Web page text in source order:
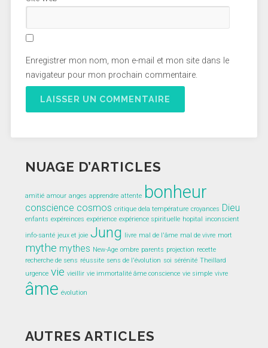
Enregistrer mon nom, mon e-mail et mon site dans le
navigateur pour mon prochain commentaire.
NUAGE D’ARTICLES
amitié amour anges apprendre attente bonheur
conscience cosmos critique dela température croyances Dieu
enfants expéreinces expérience expérience spirituelle hopital inconscient
info-santé jeux et joie Jung livre mal de l'âme mal de vivre mort
mythe mythes New-Age ombre parents projection recette
recherche de sens réussite sens de l'évolution soi sérénité Theillard
urgence vie vieillir vie immortalité âme conscience vie simple vivre
âme évolution
AUTRES ARTICLES